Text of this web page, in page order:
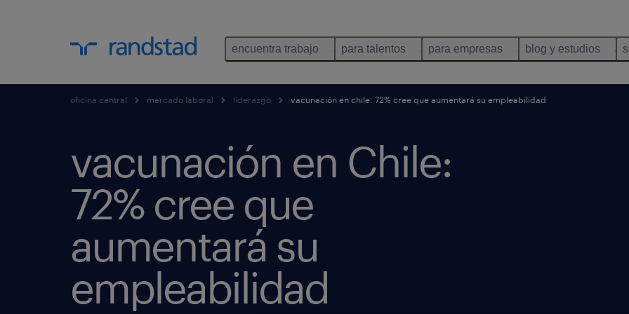
encuentra trabajo para talentos para empresas blog y estudios
oficina central mercado laboral liderazgo vacunación en chile: 72% cree que aumentará su empleabilidad
vacunación en Chile:
72% cree que
aumentará su
empleabilidad